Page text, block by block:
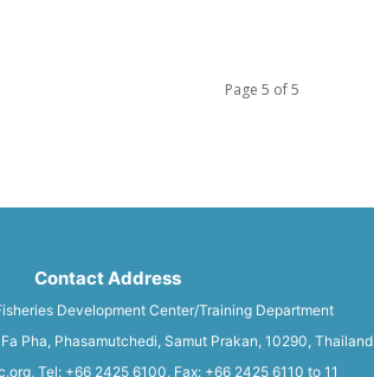
Page 5 of 5
Contact Address
Development Center/Training Department
Pha, Phasamutchedi, Samut Prakan, 10290, Thailand
Tel: +66 2425 6100, Fax: +66 2425 6110 to 11